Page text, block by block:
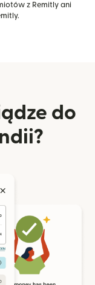
z Remitly ani
do